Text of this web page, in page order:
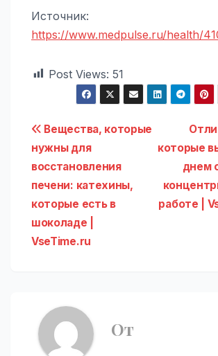
Источник:
https://www.medpulse.ru/health/
Post Views: 51
Навигация
по
записям
которые
днем
работе |
Вещества, которые
нужны для
восстановления
печени: катехины,
которые есть в
шоколаде |
VseTime.ru
От